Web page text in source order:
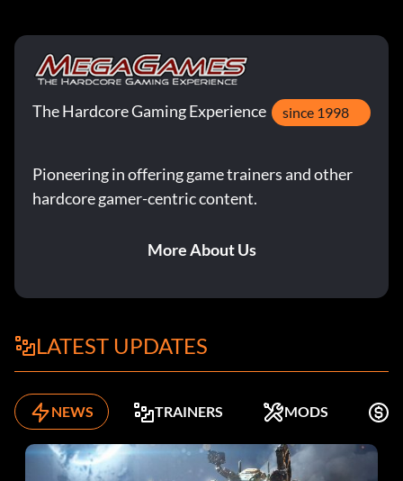
The Hardcore Gaming Experience since 1998
Pioneering in offering game trainers and other
hardcore gamer-centric content.
More About Us
LATEST UPDATES
NEWS TRAINERS MODS